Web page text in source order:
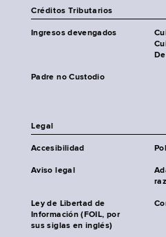
Créditos Tributarios
Ingresos devengados
Padre no Custodio
Legal
Accesibilidad
Aviso legal
Ley de Libertad de
Información (FOIL, por
sus siglas en inglés)